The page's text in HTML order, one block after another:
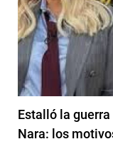
Estalló la
Nara: los